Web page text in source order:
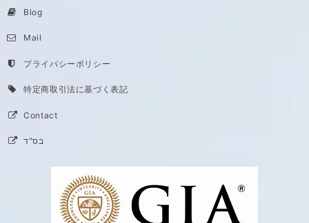
Blog
Mail
プライバシーポリシー
特定商取引法に基づく表記
Contact
בס"ד